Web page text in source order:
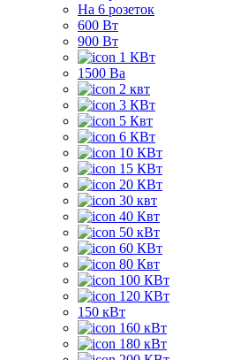
На 6 розеток
600 Вт
900 Вт
1 КВт
1500 Ва
2 квт
3 КВт
5 Квт
6 КВт
10 КВт
15 КВт
20 КВт
30 квт
40 Квт
50 кВт
60 КВт
80 Квт
100 КВт
120 КВт
150 кВт
160 кВт
180 кВт